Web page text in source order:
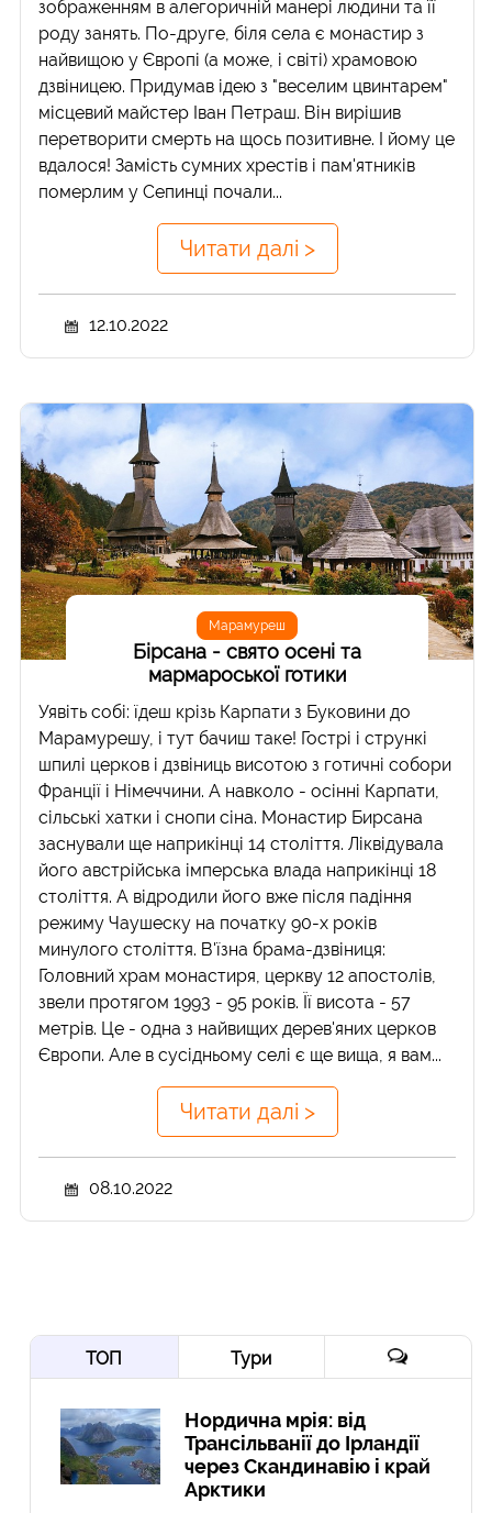
зображенням в алегоричній манері людини та її
роду занять. По-друге, біля села є монастир з
найвищою у Європі (а може, і світі) храмовою
дзвіницею. Придумав ідею з "веселим цвинтарем"
місцевий майстер Іван Петраш. Він вирішив
перетворити смерть на щось позитивне. І йому це
вдалося! Замість сумних хрестів і пам'ятників
померлим у Сепинці почали...
Читати далі >
12.10.2022
Марамуреш
Бірсана - свято осені та
мармароської готики
Уявіть собі: їдеш крізь Карпати з Буковини до
Марамурешу, і тут бачиш таке! Гострі і стрункі
шпилі церков і дзвіниць висотою з готичні собори
Франції і Німеччини. А навколо - осінні Карпати,
сільські хатки і снопи сіна. Монастир Бирсана
заснували ще наприкінці 14 століття. Ліквідувала
його австрійська імперська влада наприкінці 18
століття. А відродили його вже після падіння
режиму Чаушеску на початку 90-х років
минулого століття. В'їзна брама-дзвіниця:
Головний храм монастиря, церкву 12 апостолів,
звели протягом 1993 - 95 років. Її висота - 57
метрів. Це - одна з найвищих дерев'яних церков
Європи. Але в сусідньому селі є ще вища, я вам...
Читати далі >
08.10.2022
ТОП Тури
Нордична мрія: від
Трансільванії до Ірландії
через Скандинавію і край
Арктики